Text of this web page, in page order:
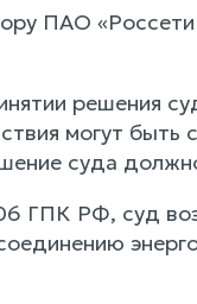
ПАО
решения
могут
суда
ГПК РФ, суд